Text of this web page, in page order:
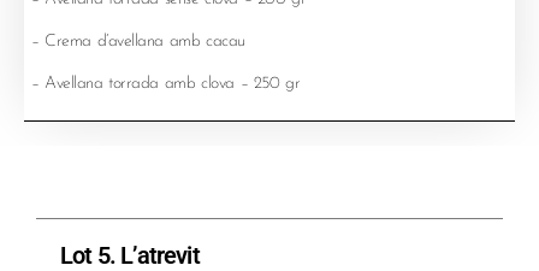
– Crema d’avellana amb cacau
– Avellana torrada amb clova – 250 gr
Lot 5. L’atrevit